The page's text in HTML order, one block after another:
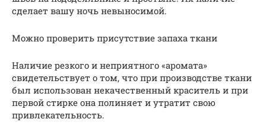
сделает вашу ночь невыносимой.
Можно проверить присутствие запаха ткани
Наличие резкого и неприятного «аромата»
свидетельствует о том, что при производстве ткани
был использован некачественный краситель и при
первой стирке она полиняет и утратит свою
привлекательность.